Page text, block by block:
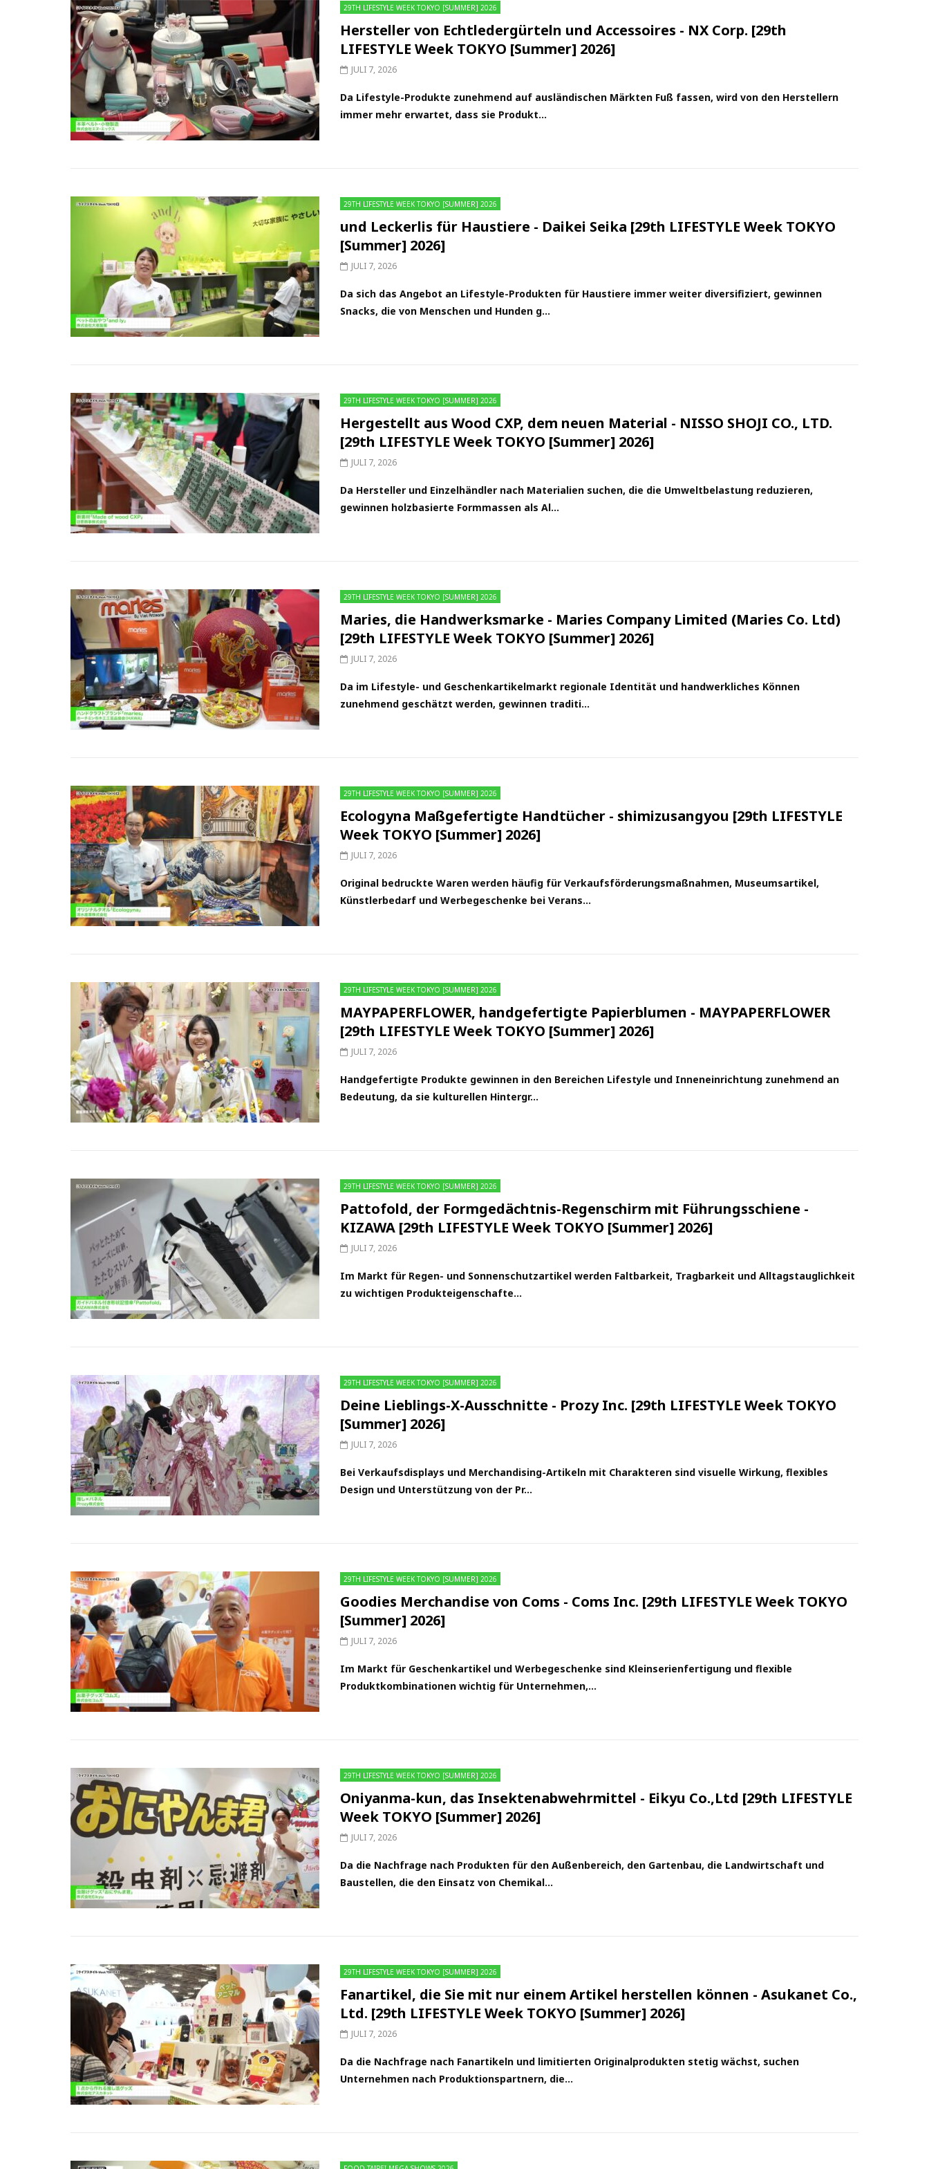
29TH LIFESTYLE WEEK TOKYO [SUMMER] 2026
Hersteller von Echtledergürteln und Accessoires - NX Corp. [29th
LIFESTYLE Week TOKYO [Summer] 2026]
JULI 7, 2026
Da Lifestyle-Produkte zunehmend auf ausländischen Märkten Fuß fassen, wird von den Herstellern
immer mehr erwartet, dass sie Produkt...
29TH LIFESTYLE WEEK TOKYO [SUMMER] 2026
und Leckerlis für Haustiere - Daikei Seika [29th LIFESTYLE Week TOKYO
[Summer] 2026]
JULI 7, 2026
Da sich das Angebot an Lifestyle-Produkten für Haustiere immer weiter diversifiziert, gewinnen
Snacks, die von Menschen und Hunden g...
29TH LIFESTYLE WEEK TOKYO [SUMMER] 2026
Hergestellt aus Wood CXP, dem neuen Material - NISSO SHOJI CO., LTD.
[29th LIFESTYLE Week TOKYO [Summer] 2026]
JULI 7, 2026
Da Hersteller und Einzelhändler nach Materialien suchen, die die Umweltbelastung reduzieren,
gewinnen holzbasierte Formmassen als Al...
29TH LIFESTYLE WEEK TOKYO [SUMMER] 2026
Maries, die Handwerksmarke - Maries Company Limited (Maries Co. Ltd)
[29th LIFESTYLE Week TOKYO [Summer] 2026]
JULI 7, 2026
Da im Lifestyle- und Geschenkartikelmarkt regionale Identität und handwerkliches Können
zunehmend geschätzt werden, gewinnen traditi...
29TH LIFESTYLE WEEK TOKYO [SUMMER] 2026
Ecologyna Maßgefertigte Handtücher - shimizusangyou [29th LIFESTYLE
Week TOKYO [Summer] 2026]
JULI 7, 2026
Original bedruckte Waren werden häufig für Verkaufsförderungsmaßnahmen, Museumsartikel,
Künstlerbedarf und Werbegeschenke bei Verans...
29TH LIFESTYLE WEEK TOKYO [SUMMER] 2026
MAYPAPERFLOWER, handgefertigte Papierblumen - MAYPAPERFLOWER
[29th LIFESTYLE Week TOKYO [Summer] 2026]
JULI 7, 2026
Handgefertigte Produkte gewinnen in den Bereichen Lifestyle und Inneneinrichtung zunehmend an
Bedeutung, da sie kulturellen Hintergr...
29TH LIFESTYLE WEEK TOKYO [SUMMER] 2026
Pattofold, der Formgedächtnis-Regenschirm mit Führungsschiene -
KIZAWA [29th LIFESTYLE Week TOKYO [Summer] 2026]
JULI 7, 2026
Im Markt für Regen- und Sonnenschutzartikel werden Faltbarkeit, Tragbarkeit und Alltagstauglichkeit
zu wichtigen Produkteigenschafte...
29TH LIFESTYLE WEEK TOKYO [SUMMER] 2026
Deine Lieblings-X-Ausschnitte - Prozy Inc. [29th LIFESTYLE Week TOKYO
[Summer] 2026]
JULI 7, 2026
Bei Verkaufsdisplays und Merchandising-Artikeln mit Charakteren sind visuelle Wirkung, flexibles
Design und Unterstützung von der Pr...
29TH LIFESTYLE WEEK TOKYO [SUMMER] 2026
Goodies Merchandise von Coms - Coms Inc. [29th LIFESTYLE Week TOKYO
[Summer] 2026]
JULI 7, 2026
Im Markt für Geschenkartikel und Werbegeschenke sind Kleinserienfertigung und flexible
Produktkombinationen wichtig für Unternehmen,...
29TH LIFESTYLE WEEK TOKYO [SUMMER] 2026
Oniyanma-kun, das Insektenabwehrmittel - Eikyu Co.,Ltd [29th LIFESTYLE
Week TOKYO [Summer] 2026]
JULI 7, 2026
Da die Nachfrage nach Produkten für den Außenbereich, den Gartenbau, die Landwirtschaft und
Baustellen, die den Einsatz von Chemikal...
29TH LIFESTYLE WEEK TOKYO [SUMMER] 2026
Fanartikel, die Sie mit nur einem Artikel herstellen können - Asukanet Co.,
Ltd. [29th LIFESTYLE Week TOKYO [Summer] 2026]
JULI 7, 2026
Da die Nachfrage nach Fanartikeln und limitierten Originalprodukten stetig wächst, suchen
Unternehmen nach Produktionspartnern, die...